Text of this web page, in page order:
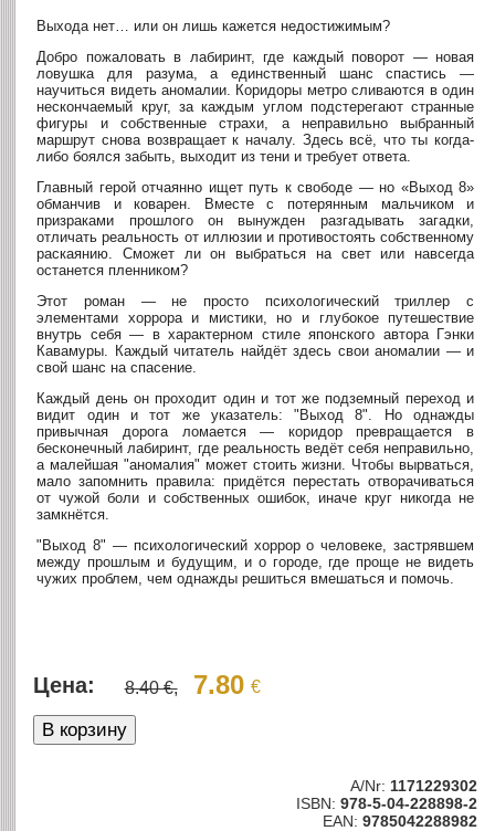
Выхода нет… или он лишь кажется недостижимым?
Добро пожаловать в лабиринт, где каждый поворот — новая
ловушка для разума, а единственный шанс спастись —
научиться видеть аномалии. Коридоры метро сливаются в один
нескончаемый круг, за каждым углом подстерегают странные
фигуры и собственные страхи, а неправильно выбранный
маршрут снова возвращает к началу. Здесь всё, что ты когда-
либо боялся забыть, выходит из тени и требует ответа.
Главный герой отчаянно ищет путь к свободе — но «Выход 8»
обманчив и коварен. Вместе с потерянным мальчиком и
призраками прошлого он вынужден разгадывать загадки,
отличать реальность от иллюзии и противостоять собственному
раскаянию. Сможет ли он выбраться на свет или навсегда
останется пленником?
Этот роман — не просто психологический триллер с
элементами хоррора и мистики, но и глубокое путешествие
внутрь себя — в характерном стиле японского автора Гэнки
Кавамуры. Каждый читатель найдёт здесь свои аномалии — и
свой шанс на спасение.
Каждый день он проходит один и тот же подземный переход и
видит один и тот же указатель: "Выход 8". Но однажды
привычная дорога ломается — коридор превращается в
бесконечный лабиринт, где реальность ведёт себя неправильно,
а малейшая "аномалия" может стоить жизни. Чтобы вырваться,
мало запомнить правила: придётся перестать отворачиваться
от чужой боли и собственных ошибок, иначе круг никогда не
замкнётся.
"Выход 8" — психологический хоррор о человеке, застрявшем
между прошлым и будущим, и о городе, где проще не видеть
чужих проблем, чем однажды решиться вмешаться и помочь.
Цена: 8.40 €, 7.80 €
A/Nr: 1171229302
ISBN: 978-5-04-228898-2
EAN: 9785042288982